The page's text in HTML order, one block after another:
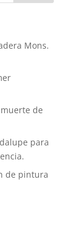
Mons.
de
para
de pintura